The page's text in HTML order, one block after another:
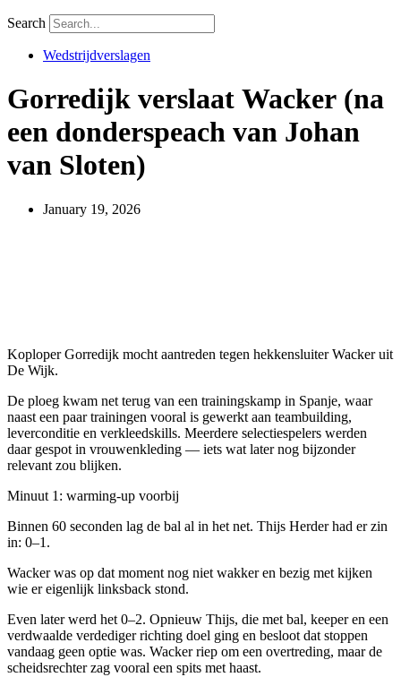
Search
Wedstrijdverslagen
Gorredijk verslaat Wacker (na
een donderspeach van Johan
van Sloten)
January 19, 2026
Koploper Gorredijk mocht aantreden tegen hekkensluiter Wacker uit
De Wijk.
De ploeg kwam net terug van een trainingskamp in Spanje, waar
naast een paar trainingen vooral is gewerkt aan teambuilding,
leverconditie en verkleedskills. Meerdere selectiespelers werden
daar gespot in vrouwenkleding — iets wat later nog bijzonder
relevant zou blijken.
Minuut 1: warming-up voorbij
Binnen 60 seconden lag de bal al in het net. Thijs Herder had er zin
in: 0–1.
Wacker was op dat moment nog niet wakker en bezig met kijken
wie er eigenlijk linksback stond.
Even later werd het 0–2. Opnieuw Thijs, die met bal, keeper en een
verdwaalde verdediger richting doel ging en besloot dat stoppen
vandaag geen optie was. Wacker riep om een overtreding, maar de
scheidsrechter zag vooral een spits met haast.